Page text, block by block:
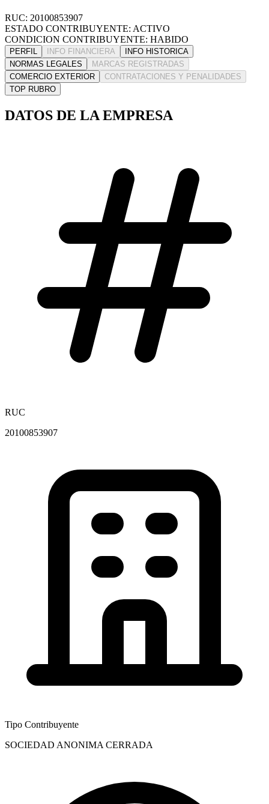
RUC: 20100853907
ESTADO CONTRIBUYENTE: ACTIVO
CONDICION CONTRIBUYENTE: HABIDO
PERFIL INFO FINANCIERA
INFO HISTORICA
NORMAS LEGALES
MARCAS REGISTRADAS
COMERCIO EXTERIOR
CONTRATACIONES Y PENALIDADES
TOP RUBRO
DATOS DE LA EMPRESA
RUC
20100853907
Tipo Contribuyente
SOCIEDAD ANONIMA CERRADA